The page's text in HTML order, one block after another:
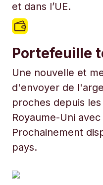
et dans l’UE.
Portefeuille
Une nouvelle et
d'envoyer de
proches depuis
Royaume-Uni
Prochainement
pays.